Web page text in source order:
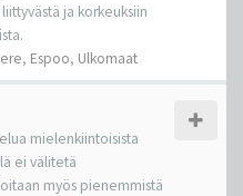
ja korkeuksiin
, Espoo, Ulkomaat
mielenkiintoisista
ei välitetä
myös pienemmistä